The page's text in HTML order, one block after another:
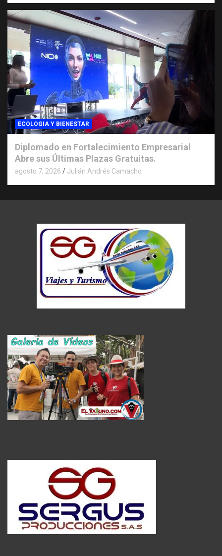
ECOLOGIA Y BIENESTAR
Diplomado en Fortalecimiento Empresarial
Abre sus Últimas Plazas Gratuitas.
agosto 7, 2026 Julián Andrés Camacho